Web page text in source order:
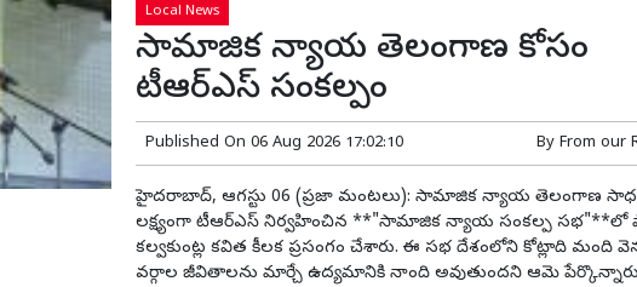
Local News
సామాజిక న్యాయ తెలంగాణ కోసం
టీఆర్ఎస్ సంకల్పం
Published On 06 Aug 2026 17:02:10 By From our
హైదరాబాద్, ఆగస్టు 06 (ప్రజా మంటలు): సామాజిక న్యాయ తెలంగాణ
లక్ష్యంగా టీఆర్ఎస్ నిర్వహించిన **"సామాజిక న్యాయ సంకల్ప సభ"**లో
కల్వకుంట్ల కవిత కీలక ప్రసంగం చేశారు. ఈ సభ దేశంలోని కోట్లాది మంది
వర్గాల జీవితాలను మార్చే ఉద్యమానికి నాంది అవుతుందని ఆమె